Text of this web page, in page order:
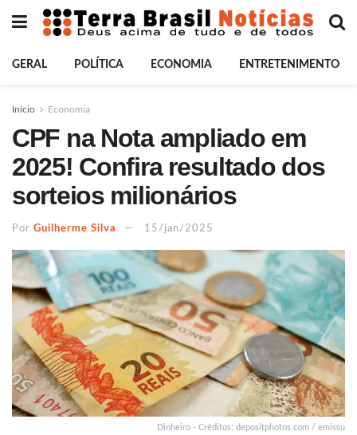
GERAL POLÍTICA ECONOMIA ENTRETENIMENTO
Início Economia
CPF na Nota ampliado em
2025! Confira resultado dos
sorteios milionários
Por Guilherme Silva 15/jan/2025
Dinheiro - Créditos: depositphotos.com / emissu